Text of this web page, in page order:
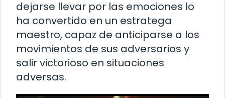
dejarse llevar por las emociones lo
ha convertido en un estratega
maestro, capaz de anticiparse a los
movimientos de sus adversarios y
salir victorioso en situaciones
adversas.